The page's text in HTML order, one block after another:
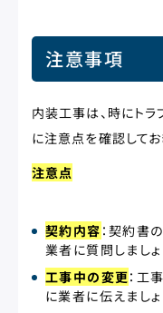
注意事項
内装工事は、時にトラ
に注意点を確認してお
注意点
契約内容 ：契約書
業者に質問しましょ
工事中の変更：工
に業者に伝えましょ